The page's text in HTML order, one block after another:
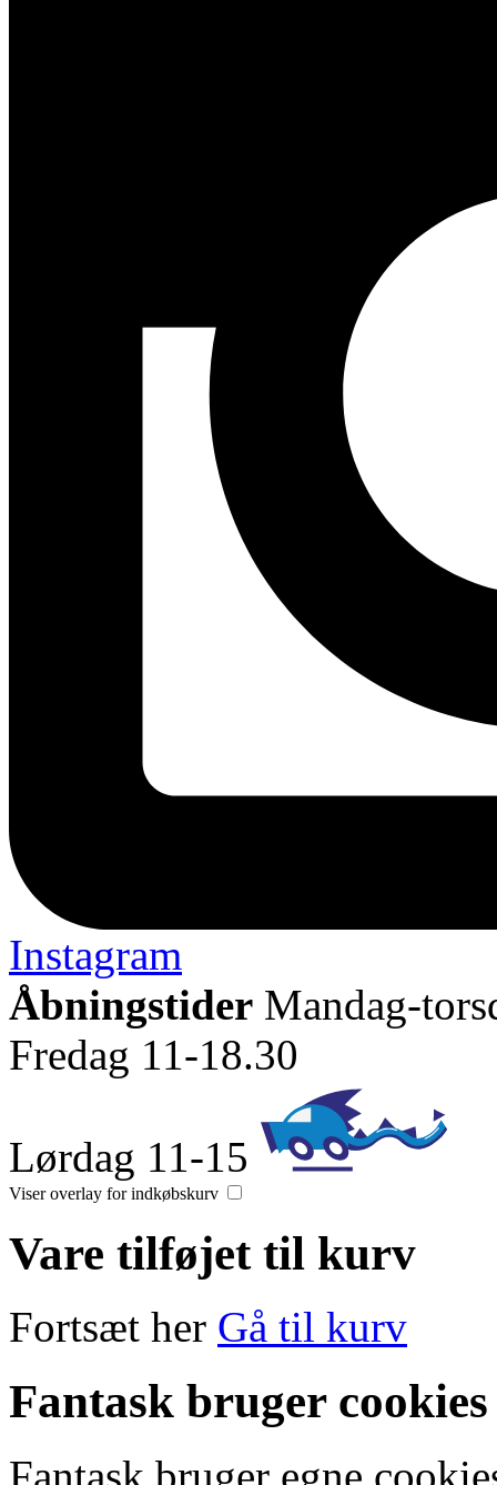
Instagram
Åbningstider Mandag-
Fredag 11-18.30
Lørdag 11-15
Viser overlay for indkøbskurv
Vare tilføjet til kurv
Fortsæt her Gå til kurv
Fantask bruger cookies